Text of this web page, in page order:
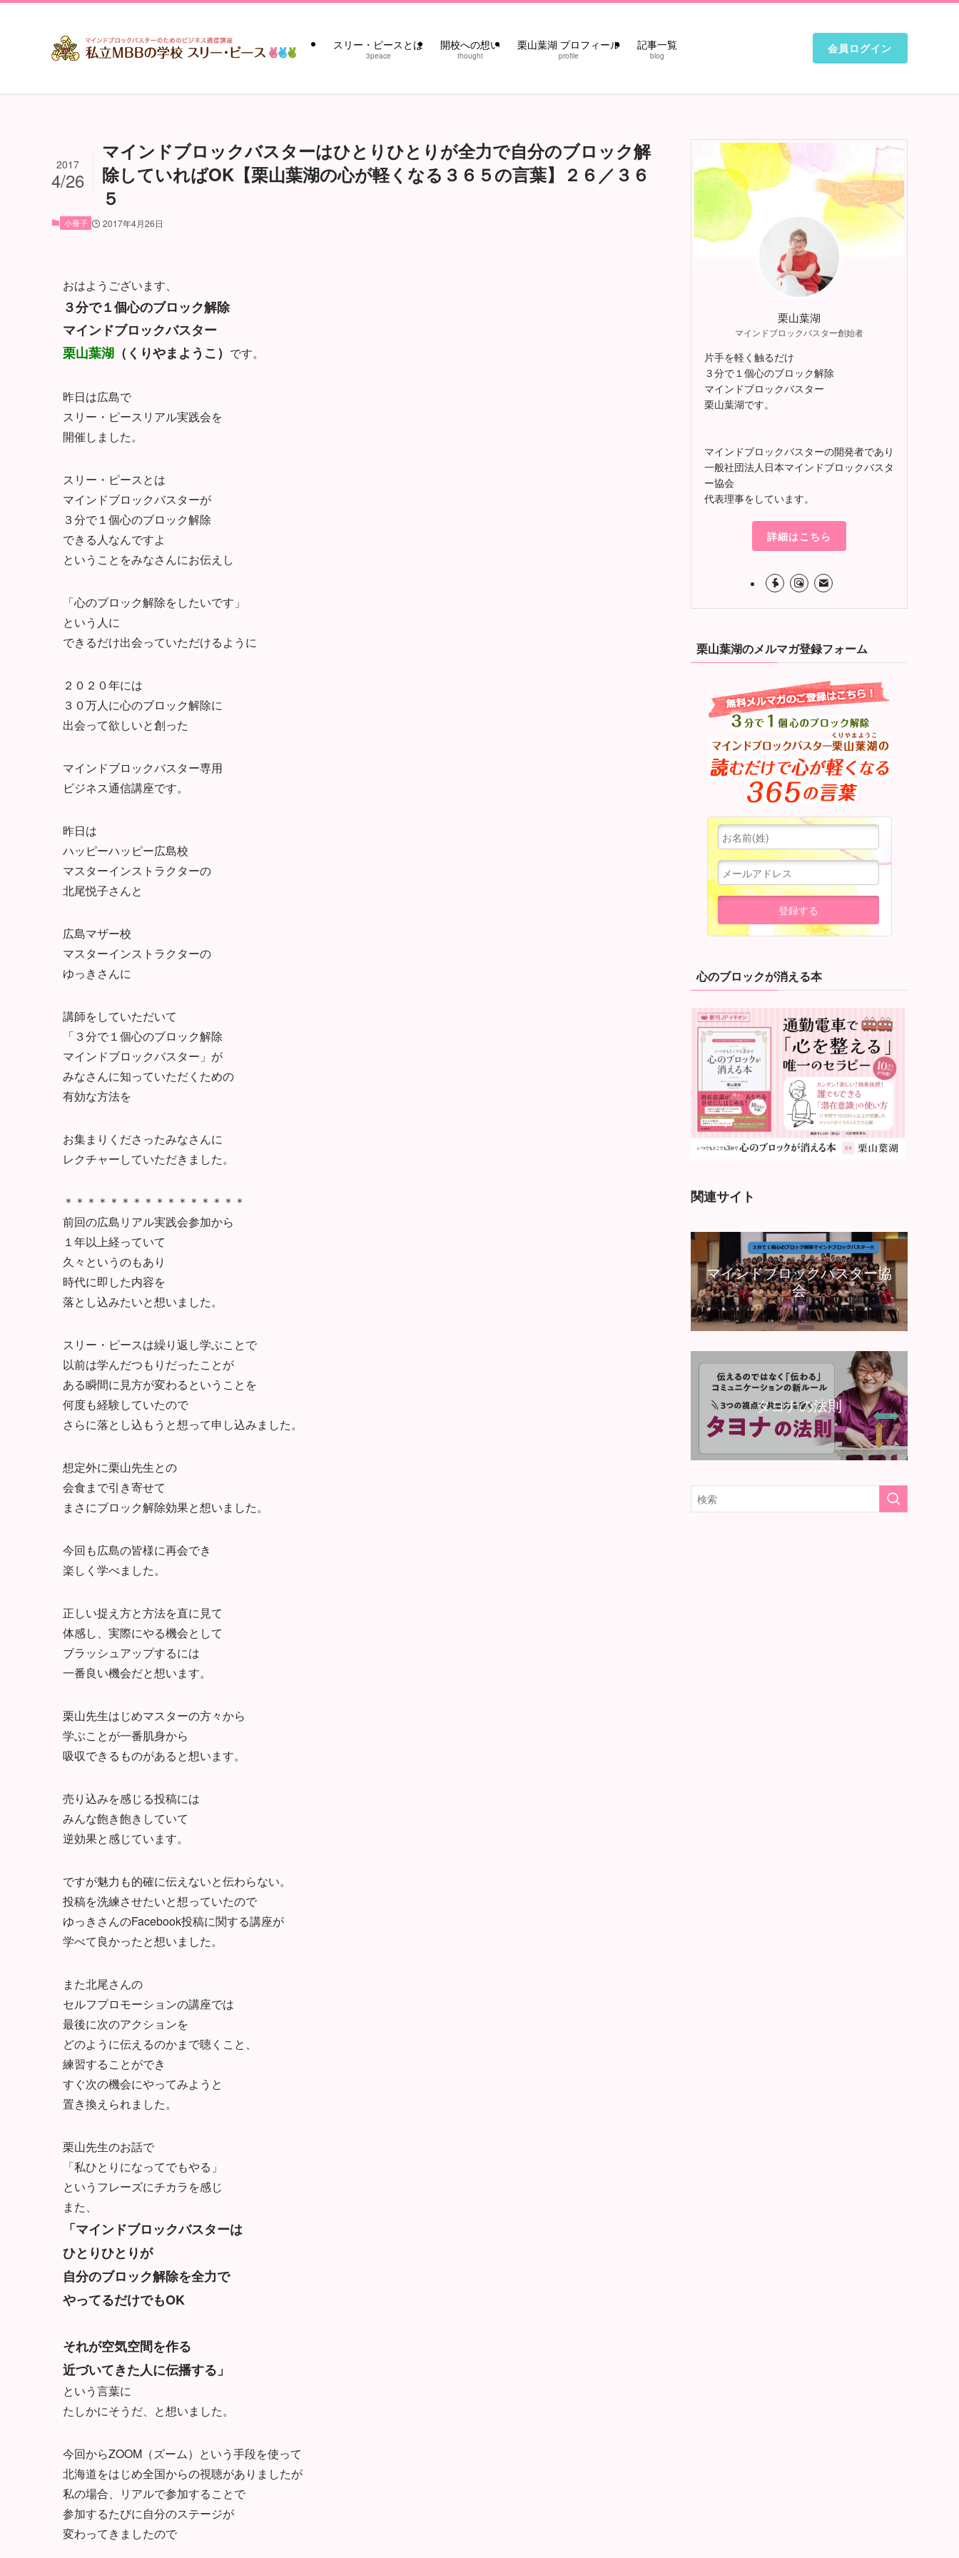
スリー・ピースとは
3peace
開校への想い
thought
栗山葉湖 プロフィール
profile
記事一覧
blog
会員ログイン
マインドブロックバスターはひとりひとりが全力で自分のブロック解
除していればOK【栗山葉湖の心が軽くなる３６５の言葉】２６／３６
５
2017
4/26
小冊子 2017年4月26日
おはようございます、
３分で１個心のブロック解除
マインドブロックバスター
栗山葉湖 （くりやまようこ） です。
昨日は広島で
スリー・ピースリアル実践会を
開催しました。
スリー・ピースとは
マインドブロックバスターが
３分で１個心のブロック解除
できる人なんですよ
ということをみなさんにお伝えし
「心のブロック解除をしたいです」
という人に
できるだけ出会っていただけるように
２０２０年には
３０万人に心のブロック解除に
出会って欲しいと創った
マインドブロックバスター専用
ビジネス通信講座です。
昨日は
ハッピーハッピー広島校
マスターインストラクターの
北尾悦子さんと
広島マザー校
マスターインストラクターの
ゆっきさんに
講師をしていただいて
「３分で１個心のブロック解除
マインドブロックバスター」が
みなさんに知っていただくための
有効な方法を
お集まりくださったみなさんに
レクチャーしていただきました。
＊＊＊＊＊＊＊＊＊＊＊＊＊＊＊＊
前回の広島リアル実践会参加から
１年以上経っていて
久々というのもあり
時代に即した内容を
落とし込みたいと想いました。
スリー・ピースは繰り返し学ぶことで
以前は学んだつもりだったことが
ある瞬間に見方が変わるということを
何度も経験していたので
さらに落とし込もうと想って申し込みました。
想定外に栗山先生との
会食まで引き寄せて
まさにブロック解除効果と想いました。
今回も広島の皆様に再会でき
楽しく学べました。
正しい捉え方と方法を直に見て
体感し、実際にやる機会として
ブラッシュアップするには
一番良い機会だと想います。
栗山先生はじめマスターの方々から
学ぶことが一番肌身から
吸収できるものがあると想います。
売り込みを感じる投稿には
みんな飽き飽きしていて
逆効果と感じています。
ですが魅力も的確に伝えないと伝わらない。
投稿を洗練させたいと想っていたので
ゆっきさんのFacebook投稿に関する講座が
学べて良かったと想いました。
また北尾さんの
セルフプロモーションの講座では
最後に次のアクションを
どのように伝えるのかまで聴くこと、
練習することができ
すぐ次の機会にやってみようと
置き換えられました。
栗山先生のお話で
「私ひとりになってでもやる」
というフレーズにチカラを感じ
また、
「マインドブロックバスターは
ひとりひとりが
自分のブロック解除を全力で
やってるだけでもOK
それが空気空間を作る
近づいてきた人に伝播する」
という言葉に
たしかにそうだ、と想いました。
今回からZOOM（ズーム）という手段を使って
北海道をはじめ全国からの視聴がありましたが
私の場合、リアルで参加することで
参加するたびに自分のステージが
変わってきましたので
栗山葉湖
マインドブロックバスター創始者
片手を軽く触るだけ
３分で１個心のブロック解除
マインドブロックバスター
栗山葉湖です。
マインドブロックバスターの開発者であり
一般社団法人日本マインドブロックバスタ
ー協会
代表理事をしています。
詳細はこちら
栗山葉湖のメルマガ登録フォーム
心のブロックが消える本
関連サイト
マインドブロックバスター協
会
タヨナの法則